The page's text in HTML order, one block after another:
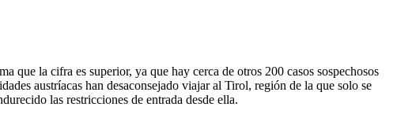
que la cifra es superior, ya que hay cerca de otros 200 casos sospechosos
austríacas han desaconsejado viajar al Tirol, región de la que solo se
las restricciones de entrada desde ella.